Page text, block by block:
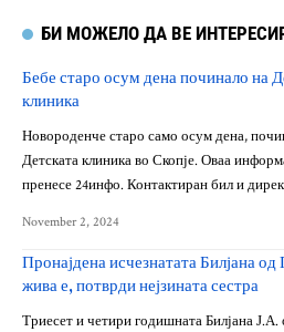
БИ МОЖЕЛО ДА ВЕ
Бебе старо осум дена починало на
клиника
Новороденче старо само осум дена,
Детската клиника во Скопје. Оваа
пренесе 24инфо. Контактиран бил и
November 2, 2024
Пронајдена исчезнатата Билјана
жива е, потврди нејзината сестра
Триесет и четири годишната Билјана Ј.А.